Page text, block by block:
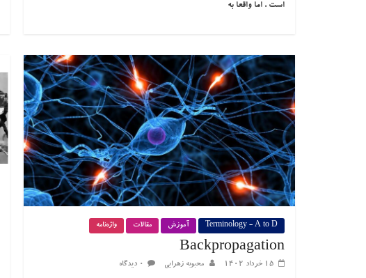
است ، اما واقعا به
Terminology - A to D آموزش مقالات واژه‌نامه
Backpropagation
۱۵ خرداد ۱۴۰۲ محبوبه زهرایی ۰ دیدگاه